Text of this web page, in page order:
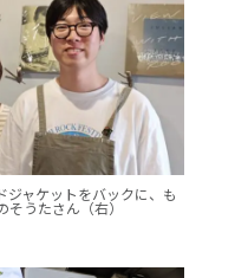
ジャケットをバックに、も
うたさん（右）